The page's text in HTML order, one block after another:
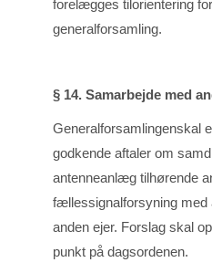
forelægges tilorientering
generalforsamling.
§ 14. Samarbejde med
Generalforsamlingenskal
godkende aftaler om
antenneanlæg tilhørende
fællessignalforsyning
anden ejer. Forslag skal
punkt på dagsordenen.